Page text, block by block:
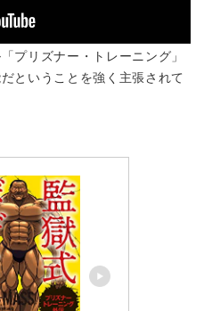
プリズナー・トレーニング」
ということを強く主張されて